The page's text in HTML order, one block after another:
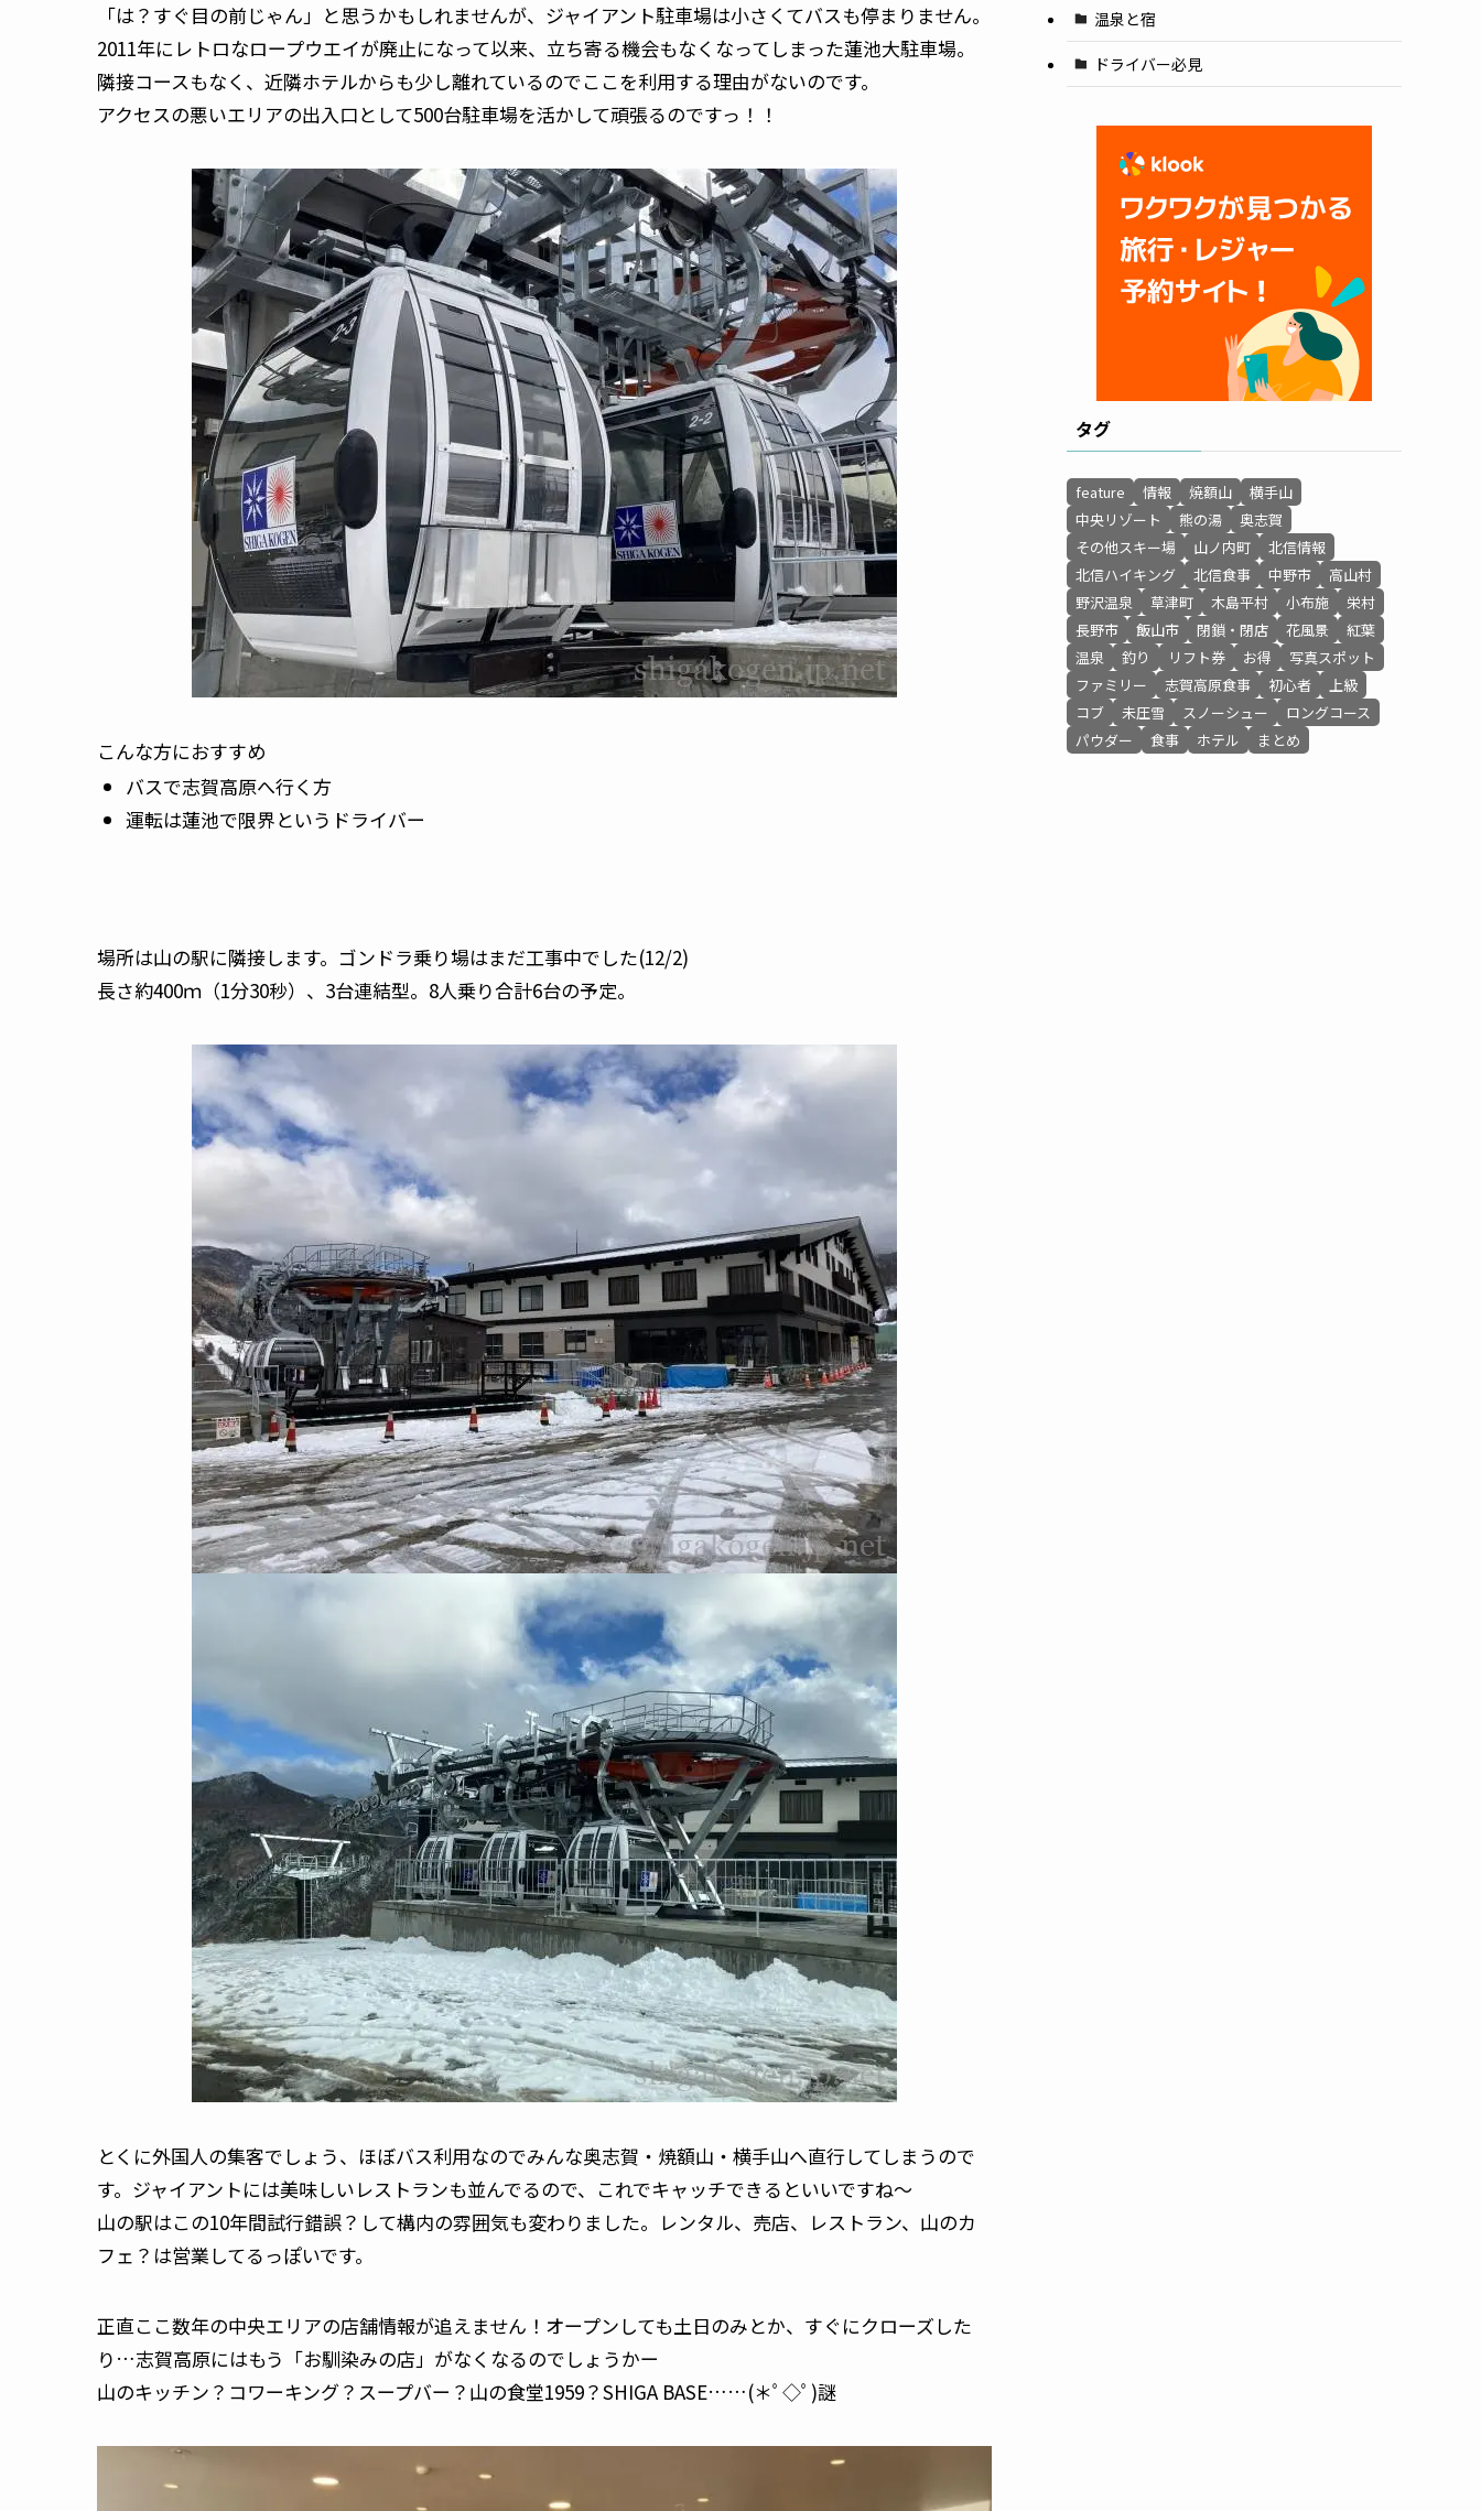
「は？すぐ目の前じゃん」と思うかもしれませんが、ジャイアント駐車場は小さくてバスも停まりません。
2011年にレトロなロープウエイが廃止になって以来、立ち寄る機会もなくなってしまった蓮池大駐車場。
隣接コースもなく、近隣ホテルからも少し離れているのでここを利用する理由がないのです。
アクセスの悪いエリアの出入口として500台駐車場を活かして頑張るのですっ！！
こんな方におすすめ
バスで志賀高原へ行く方
運転は蓮池で限界というドライバー
場所は山の駅に隣接します。ゴンドラ乗り場はまだ工事中でした(12/2)
長さ約400ｍ（1分30秒）、3台連結型。8人乗り合計6台の予定。
とくに外国人の集客でしょう、ほぼバス利用なのでみんな奥志賀・焼額山・横手山へ直行してしまうので
す。ジャイアントには美味しいレストランも並んでるので、これでキャッチできるといいですね～
山の駅はこの10年間試行錯誤？して構内の雰囲気も変わりました。レンタル、売店、レストラン、山のカ
フェ？は営業してるっぽいです。
正直ここ数年の中央エリアの店舗情報が追えません！オープンしても土日のみとか、すぐにクローズした
り…志賀高原にはもう「お馴染みの店」がなくなるのでしょうかー
山のキッチン？コワーキング？スープバー？山の食堂1959？SHIGA BASE……(＊ﾟ◇ﾟ)謎
温泉と宿
ドライバー必見
タグ
feature 情報 焼額山
横手山
中央リゾート
熊の湯
奥志賀
その他スキー場
山ノ内町
北信情報
北信ハイキング
北信食事 中野市
高山村
野沢温泉
草津町 木島平村 小布施
栄村
長野市
飯山市 閉鎖・閉店 花風景
紅葉
温泉
釣り リフト券 お得
写真スポット
ファミリー
志賀高原食事 初心者
上級
コブ
未圧雪 スノーシュー
ロングコース
パウダー
食事 ホテル まとめ